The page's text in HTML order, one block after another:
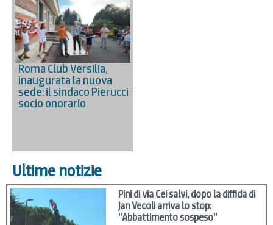
Roma Club Versilia,
inaugurata la nuova
sede: il sindaco Pierucci
socio onorario
Ultime notizie
Pini di via Cei salvi, dopo la diffida di
Jan Vecoli arriva lo stop:
“Abbattimento sospeso”